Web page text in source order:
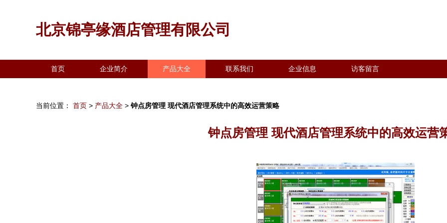
北京锦亭缘酒店管理有限公司
首页 企业简介 产品大全 联系我们 企业信息 访客留言
当前位置： 首页 > 产品大全 > 钟点房管理 现代酒店管理系统中的高效运营策略
钟点房管理 现代酒店管理系统中的高效运营